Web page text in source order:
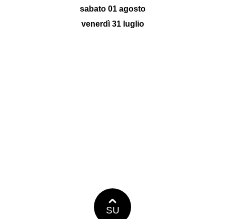
sabato 01 agosto
venerdì 31 luglio
SU